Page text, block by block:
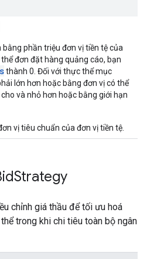
phần triệu đơn vị tiền tệ của
đơn đặt hàng quảng cáo, bạn
thành 0. Đối với thực thể mục
lớn hơn hoặc bằng đơn vị có thể
và nhỏ hơn hoặc bằng giới hạn
vị tiêu chuẩn của đơn vị tiền tệ.
Strategy
chỉnh giá thầu để tối ưu hoá
trong khi chi tiêu toàn bộ ngân